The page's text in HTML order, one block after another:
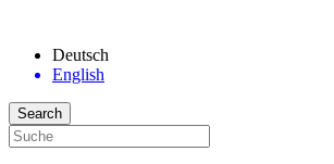
Deutsch
English